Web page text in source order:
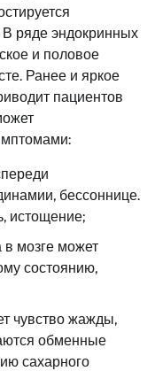
В ряде эндокринных
и половое
Ранее и яркое
пациентов
бессоннице.
истощение;
в мозге может
состоянию,
чувство жажды,
обменные
сахарного